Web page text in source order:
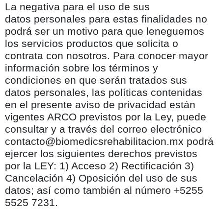
La negativa para el uso de sus
datos personales para estas finalidades no
podrá ser un motivo para que leneguemos
los servicios productos que solicita o
contrata con nosotros. Para conocer mayor
información sobre los términos y
condiciones en que serán tratados sus
datos personales, las políticas contenidas
en el presente aviso de privacidad están
vigentes ARCO previstos por la Ley, puede
consultar y a través del correo electrónico
contacto@biomedicsrehabilitacion.mx podrá
ejercer los siguientes derechos previstos
por la LEY: 1) Acceso 2) Rectificación 3)
Cancelación 4) Oposición del uso de sus
datos; así como también al número +5255
5525 7231.